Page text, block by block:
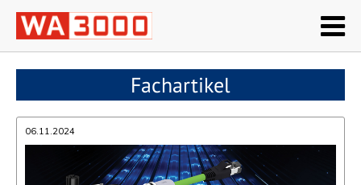
Fachartikel
06.11.2024